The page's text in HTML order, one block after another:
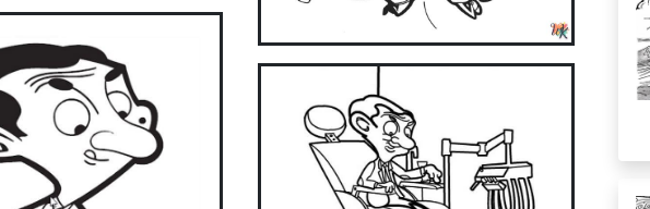
coloring easier and more fun with our app. Download